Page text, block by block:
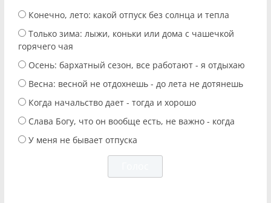
Конечно, лето: какой отпуск без солнца и тепла
Только зима: лыжи, коньки или дома с чашечкой
горячего чая
Осень: бархатный сезон, все работают - я отдыхаю
Весна: весной не отдохнешь - до лета не дотянешь
Когда начальство дает - тогда и хорошо
Слава Богу, что он вообще есть, не важно - когда
У меня не бывает отпуска